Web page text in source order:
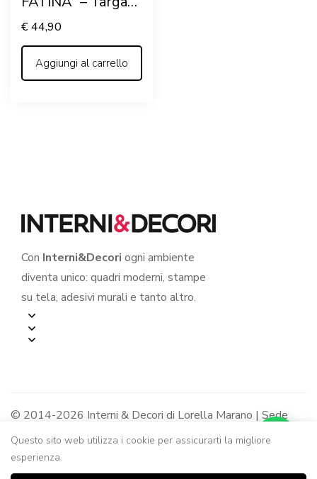
nascita in legno
personalizzata con
nome
€44,90
Aggiungi al carrello
Con Interni&Decori ogni ambiente
diventa unico: quadri moderni, stampe
su tela, adesivi murali e tanto altro.
© 2014-2026 Interni & Decori di Lorella Marano | Sede
legale: Via R. Jemma 12/B - 84091 Battipaglia (SA) |
P.IVA: 05319240650 - R.E.A. SA-436963
Questo sito web utilizza i cookie per assicurarti la migliore
esperienza.